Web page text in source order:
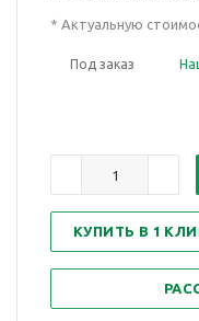
* Актуальную
Под заказ
КУПИТЬ В 1